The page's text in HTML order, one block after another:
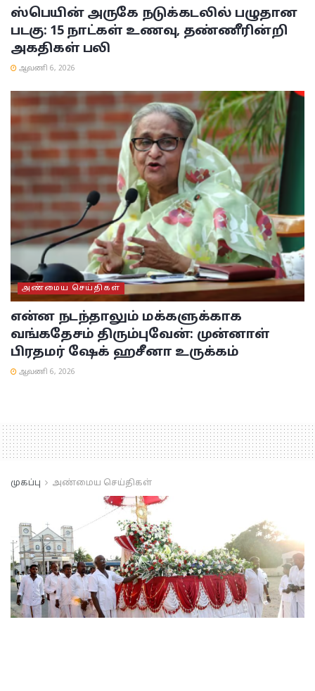
ஸ்பெயின் அருகே நடுக்கடலில் பழுதான
படகு: 15 நாட்கள் உணவு, தண்ணீரின்றி
அகதிகள் பலி
ஆவணி 6, 2026
அண்மைய செய்திகள்
என்ன நடந்தாலும் மக்களுக்காக
வங்கதேசம் திரும்புவேன்: முன்னாள்
பிரதமர் ஷேக் ஹசீனா உருக்கம்
ஆவணி 6, 2026
முகப்பு அண்மைய செய்திகள்